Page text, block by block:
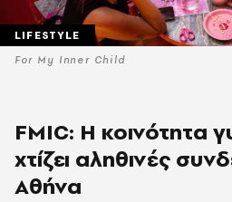
For My Inner Child
LIFESTYLE
FMIC: Η κοινότητα
χτίζει αληθινές
Αθήνα